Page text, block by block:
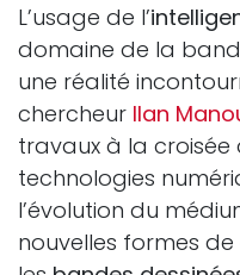
L’usage de l’
domaine de la
une réalité
chercheur Ilan
travaux à la croisée
technologies
l’évolution du
nouvelles formes